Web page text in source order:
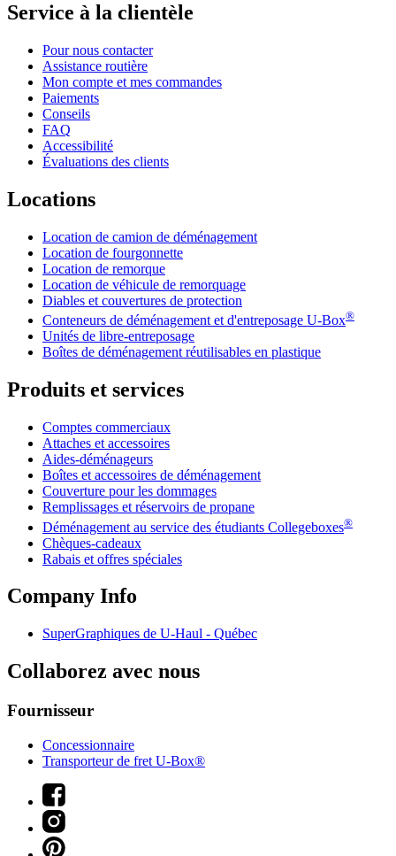
Service à la clientèle
Pour nous contacter
Assistance routière
Mon compte et mes commandes
Paiements
Conseils
FAQ
Accessibilité
Évaluations des clients
Locations
Location de camion de déménagement
Location de fourgonnette
Location de remorque
Location de véhicule de remorquage
Diables et couvertures de protection
Conteneurs de déménagement et d'entreposage U-Box®
Unités de libre-entreposage
Boîtes de déménagement réutilisables en plastique
Produits et services
Comptes commerciaux
Attaches et accessoires
Aides-déménageurs
Boîtes et accessoires de déménagement
Couverture pour les dommages
Remplissages et réservoirs de propane
Déménagement au service des étudiants Collegeboxes®
Chèques-cadeaux
Rabais et offres spéciales
Company Info
SuperGraphiques de U-Haul - Québec
Collaborez avec nous
Fournisseur
Concessionnaire
Transporteur de fret U-Box®